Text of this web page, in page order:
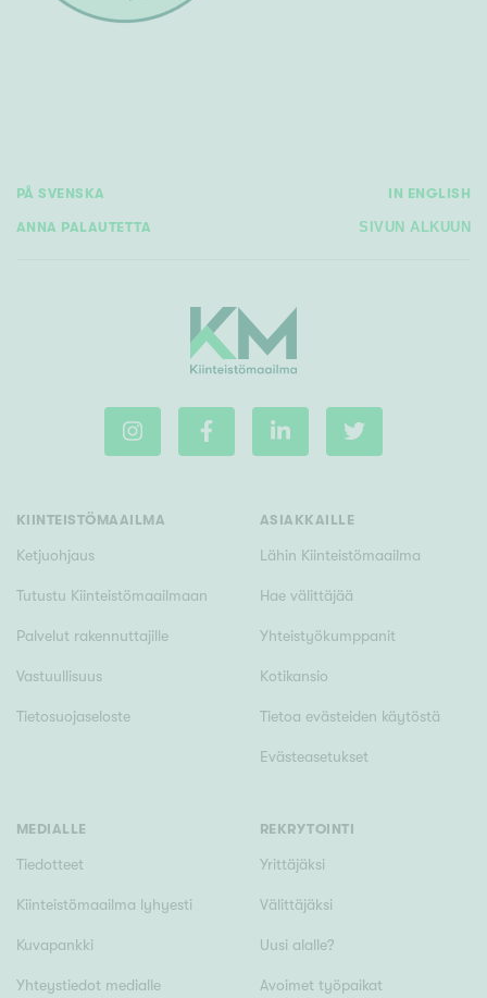
PÅ SVENSKA IN ENGLISH
ANNA PALAUTETTA SIVUN ALKUUN
KIINTEISTÖMAAILMA
Ketjuohjaus
Tutustu Kiinteistömaailmaan
Palvelut rakennuttajille
Vastuullisuus
Tietosuojaseloste
ASIAKKAILLE
Lähin Kiinteistömaailma
Hae välittäjää
Yhteistyökumppanit
Kotikansio
Tietoa evästeiden käytöstä
Evästeasetukset
MEDIALLE
Tiedotteet
Kiinteistömaailma lyhyesti
Kuvapankki
Yhteystiedot medialle
REKRYTOINTI
Yrittäjäksi
Välittäjäksi
Uusi alalle?
Avoimet työpaikat